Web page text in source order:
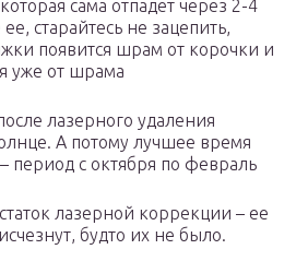
сама отпадет через 2-4
старайтесь не зацепить,
появится шрам от корочки и
уже от шрама
лазерного удаления
А потому лучшее время
период с октября по февраль
лазерной коррекции – ее
будто их не было.